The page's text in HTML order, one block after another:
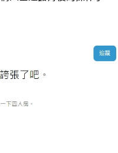
人士透露背後的操作手